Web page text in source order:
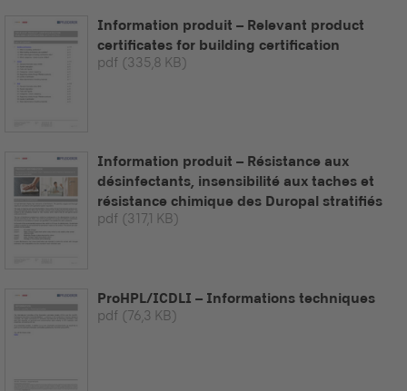
Information produit – Relevant product
certificates for building certification
pdf (335,8 KB)
Information produit – Résistance aux
désinfectants, insensibilité aux taches et
résistance chimique des Duropal stratifiés
pdf (317,1 KB)
ProHPL/ICDLI – Informations techniques
pdf (76,3 KB)